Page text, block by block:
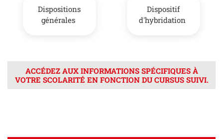
Dispositions
générales
Dispositif
d'hybridation
ACCÉDEZ AUX INFORMATIONS SPÉCIFIQUES À
VOTRE SCOLARITÉ EN FONCTION DU CURSUS SUIVI.